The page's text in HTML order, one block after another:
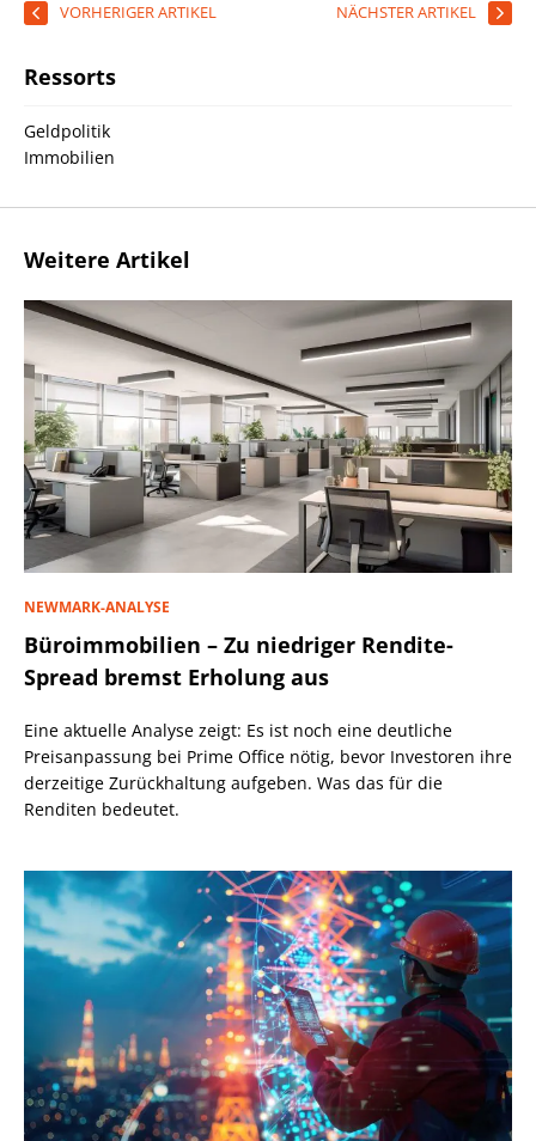
VORHERIGER ARTIKEL NÄCHSTER ARTIKEL
Ressorts
Geldpolitik
Immobilien
Weitere Artikel
NEWMARK-ANALYSE
Büroimmobilien – Zu niedriger Rendite-
Spread bremst Erholung aus
Eine aktuelle Analyse zeigt: Es ist noch eine deutliche
Preisanpassung bei Prime Office nötig, bevor Investoren ihre
derzeitige Zurückhaltung aufgeben. Was das für die
Renditen bedeutet.